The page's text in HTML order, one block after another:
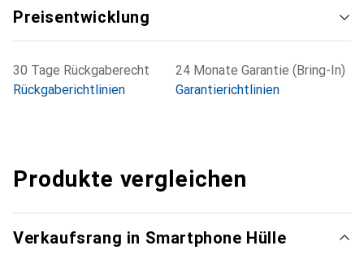
Preisentwicklung
30 Tage Rückgaberecht
Rückgaberichtlinien
24 Monate Garantie (Bring-In)
Garantierichtlinien
Produkte vergleichen
Verkaufsrang in Smartphone Hülle